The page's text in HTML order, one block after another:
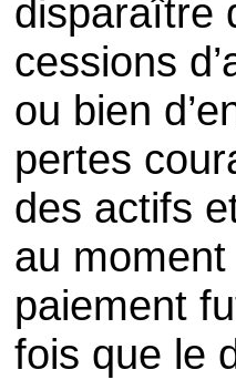
disparaître
cessions
ou bien
pertes
des actifs
au
paiement
fois que le